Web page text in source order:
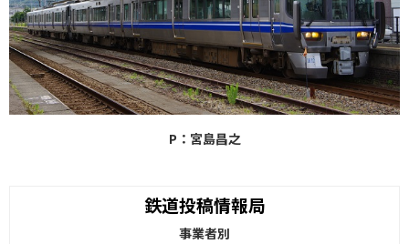
P：宮島昌之
鉄道投稿情報局
事業者別